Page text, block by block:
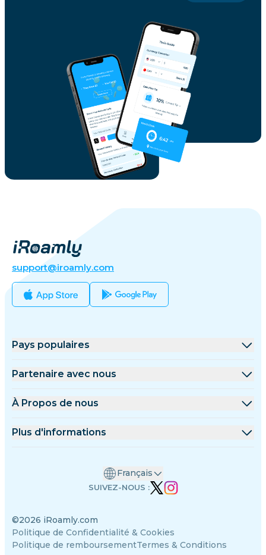
support@iroamly.com
Pays populaires
États-Unis
Turquie
France
Inde
Espagne
Partenaire avec nous
Plateforme de gros
À Propos de nous
À Propos de iRoamly
Plus d'informations
Calculateur de données
Équipe des auteurs
Appareils compatibles avec eSIM
©2026 iRoamly.com
Politique de Confidentialité & Cookies
Politique de remboursementTermes & Conditions
Français
SUIVEZ-NOUS :